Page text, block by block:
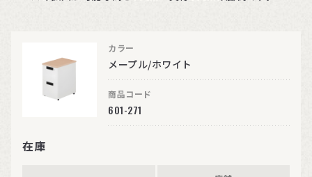
カラー
メープル/ホワイト
商品コード
601-271
在庫